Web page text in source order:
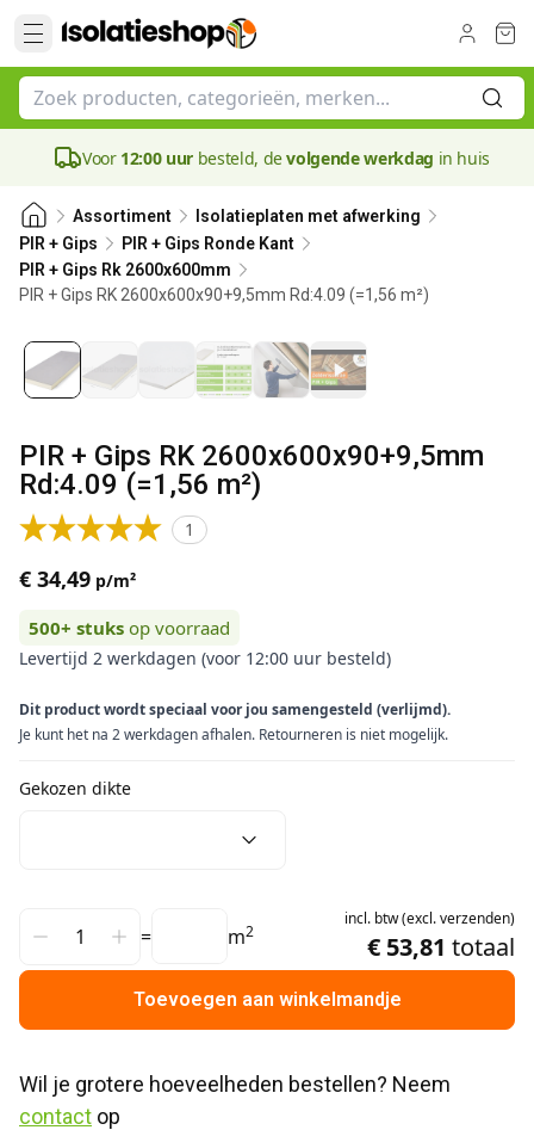
Voor 12:00 uur besteld, devolgende werkdag in huis
Assortiment
Isolatieplaten met afwerking
PIR + Gips
PIR + Gips Ronde Kant
PIR + Gips Rk 2600x600mm
PIR + Gips RK 2600x600x90+9,5mm Rd:4.09 (=1,56 m²)90 mm
PIR + Gips RK 2600x600x90+9,5mm
Rd:4.09 (=1,56 m²)
1
€ 34,49 p/m²
500+ stuks op voorraad
Levertijd 2 werkdagen (voor 12:00 uur besteld)
Dit product wordt speciaal voor jou samengesteld (verlijmd).
Je kunt het na 2 werkdagen afhalen. Retourneren is niet mogelijk.
Gekozen dikte
= m2
incl. btw(excl.verzenden)
€ 53,81 totaal
Toevoegen aan winkelmandje
contact op